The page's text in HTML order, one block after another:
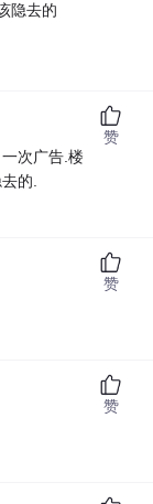
隐去的
次广告.楼
的.
赞
赞
赞